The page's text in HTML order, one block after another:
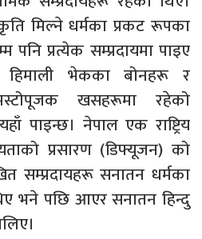
मिल्ने धर्मका प्रकट रूपका
प्रत्येक सम्प्रदायमा पाइए
हिमाली भेकका बोनहरू र
खसहरूमा रहेको
पाइन्छ। नेपाल एक राष्ट्रिय
प्रसारण (डिफ्यूजन) को
सम्प्रदायहरू सनातन धर्मका
भने पछि आएर सनातन हिन्दु